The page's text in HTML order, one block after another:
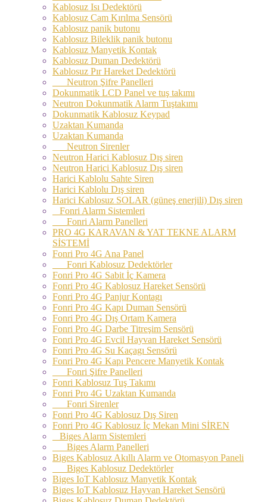
Kablosuz Isı Dedektörü
Kablosuz Cam Kırılma Sensörü
Kablosuz panik butonu
Kablosuz Bileklik panik butonu
Kablosuz Manyetik Kontak
Kablosuz Duman Dedektörü
Kablosuz Pır Hareket Dedektörü
Neutron Şifre Panelleri
Dokunmatik LCD Panel ve tuş takımı
Neutron Dokunmatik Alarm Tuştakımı
Dokunmatik Kablosuz Keypad
Uzaktan Kumanda
Uzaktan Kumanda
Neutron Sirenler
Neutron Harici Kablosuz Dış siren
Neutron Harici Kablosuz Dış siren
Harici Kablolu Sahte Siren
Harici Kablolu Dış siren
Harici Kablosuz SOLAR (güneş enerjili) Dış siren
Fonri Alarm Sistemleri
Fonri Alarm Panelleri
PRO 4G KARAVAN & YAT TEKNE ALARM
SİSTEMİ
Fonri Pro 4G Ana Panel
Fonri Kablosuz Dedektörler
Fonri Pro 4G Sabit İç Kamera
Fonri Pro 4G Kablosuz Hareket Sensörü
Fonri Pro 4G Panjur Kontagı
Fonri Pro 4G Kapı Duman Sensörü
Fonri Pro 4G Dış Ortam Kamera
Fonri Pro 4G Darbe Titreşim Sensörü
Fonri Pro 4G Evcil Hayvan Hareket Sensörü
Fonri Pro 4G Su Kaçagı Sensörü
Fonri Pro 4G Kapı Pencere Manyetik Kontak
Fonri Şifre Panelleri
Fonri Kablosuz Tuş Takımı
Fonri Pro 4G Uzaktan Kumanda
Fonri Sirenler
Fonri Pro 4G Kablosuz Dış Siren
Fonri Pro 4G Kablosuz İç Mekan Mini SİREN
Biges Alarm Sistemleri
Biges Alarm Panelleri
Biges Kablosuz Akıllı Alarm ve Otomasyon Paneli
Biges Kablosuz Dedektörler
Biges IoT Kablosuz Manyetik Kontak
Biges IoT Kablosuz Hayvan Hareket Sensörü